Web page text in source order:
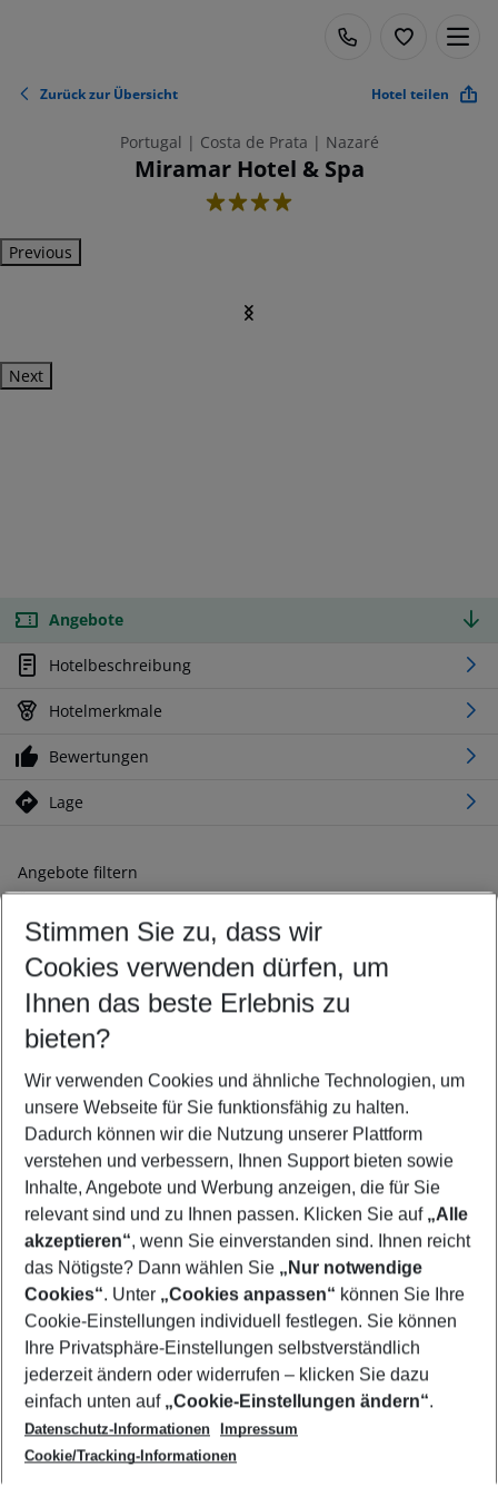
Zurück zur Übersicht Hotel teilen
Portugal | Costa de Prata | Nazaré
Miramar Hotel & Spa
4
Previous
Next
Angebote
Hotelbeschreibung
Hotelmerkmale
Bewertungen
Lage
Angebote filtern
Ändern Sie Ihre Kriterien nach Ihren Wünschen
Abflughafen wählen
Beliebiger Abflughafen
Reisezeitraum wählen
08.08.26– 06.08.27 5-8 Nächte
2 Erwachsene Keine Kinder
Mehr Filter anzeigen
Footer
Footer navigation
Über uns
AGB
Cookie-Einstellungen ändern
Cookie-Richtlinie
Datenschutz
Service & Hilfe
Barrierefreies Reisen
Check-in
Folgen Sie uns
Stimmen Sie zu, dass wir
Cookies verwenden dürfen, um
Ihnen das beste Erlebnis zu
bieten?
Wir verwenden Cookies und ähnliche Technologien, um
unsere Webseite für Sie funktionsfähig zu halten.
Dadurch können wir die Nutzung unserer Plattform
verstehen und verbessern, Ihnen Support bieten sowie
Inhalte, Angebote und Werbung anzeigen, die für Sie
relevant sind und zu Ihnen passen. Klicken Sie auf „Alle
akzeptieren“, wenn Sie einverstanden sind. Ihnen reicht
das Nötigste? Dann wählen Sie „Nur notwendige
Cookies“. Unter „Cookies anpassen“ können Sie Ihre
Cookie-Einstellungen individuell festlegen. Sie können
Ihre Privatsphäre-Einstellungen selbstverständlich
jederzeit ändern oder widerrufen – klicken Sie dazu
einfach unten auf „Cookie-Einstellungen ändern“.
Datenschutz-Informationen
Impressum
Cookie/Tracking-Informationen